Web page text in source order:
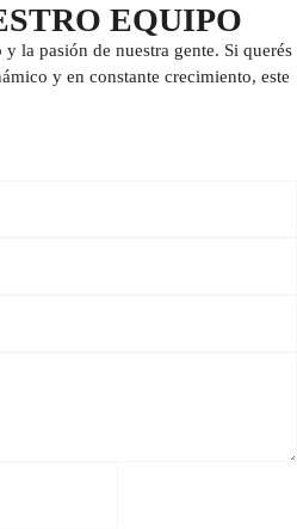
EQUIPO
la pasión de nuestra gente. Si querés
y en constante crecimiento, este